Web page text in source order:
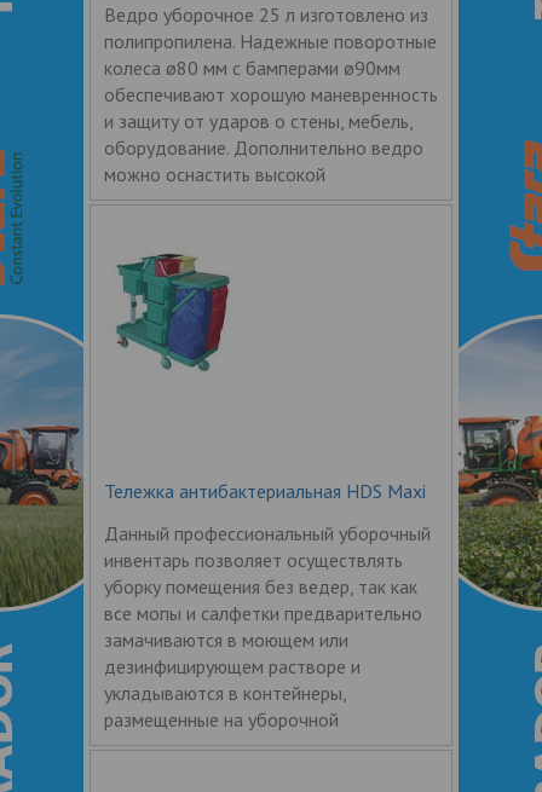
Ведро уборочное 25 л изготовлено из
полипропилена. Надежные поворотные
колеса ø80 мм с бамперами ø90мм
обеспечивают хорошую маневренность
и защиту от ударов о стены, мебель,
оборудование. Дополнительно ведро
можно оснастить высокой
Тележка антибактериальная HDS Maxi
Данный профессиональный уборочный
инвентарь позволяет осуществлять
уборку помещения без ведер, так как
все мопы и салфетки предварительно
замачиваются в моющем или
дезинфицирующем растворе и
укладываются в контейнеры,
размещенные на уборочной